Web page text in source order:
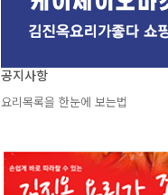
공지사항
요리목록을 한눈에 보는법